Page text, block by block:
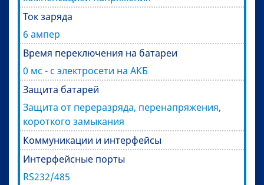
Ток заряда
6 ампер
Время переключения на батареи
0 мс - с электросети на АКБ
Защита батарей
Защита от переразряда, перенапряжения,
короткого замыкания
Коммуникации и интерфейсы
Интерфейсные порты
RS232/485